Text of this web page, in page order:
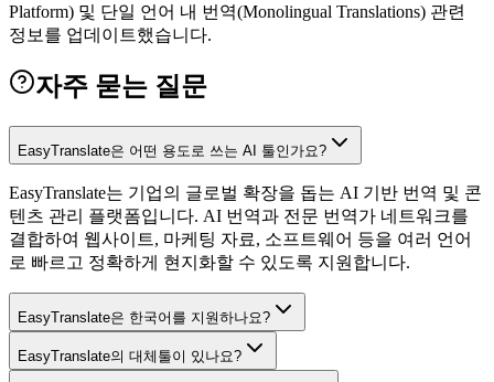
Platform) 및 단일 언어 내 번역(Monolingual Translations) 관련
정보를 업데이트했습니다.
자주 묻는 질문
EasyTranslate은 어떤 용도로 쓰는 AI 툴인가요?
EasyTranslate는 기업의 글로벌 확장을 돕는 AI 기반 번역 및 콘
텐츠 관리 플랫폼입니다. AI 번역과 전문 번역가 네트워크를
결합하여 웹사이트, 마케팅 자료, 소프트웨어 등을 여러 언어
로 빠르고 정확하게 현지화할 수 있도록 지원합니다.
EasyTranslate은 한국어를 지원하나요?
EasyTranslate의 대체툴이 있나요?